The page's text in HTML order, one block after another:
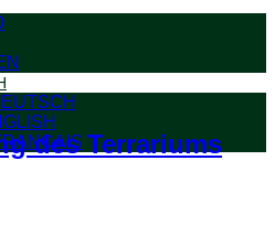
des Terrariums